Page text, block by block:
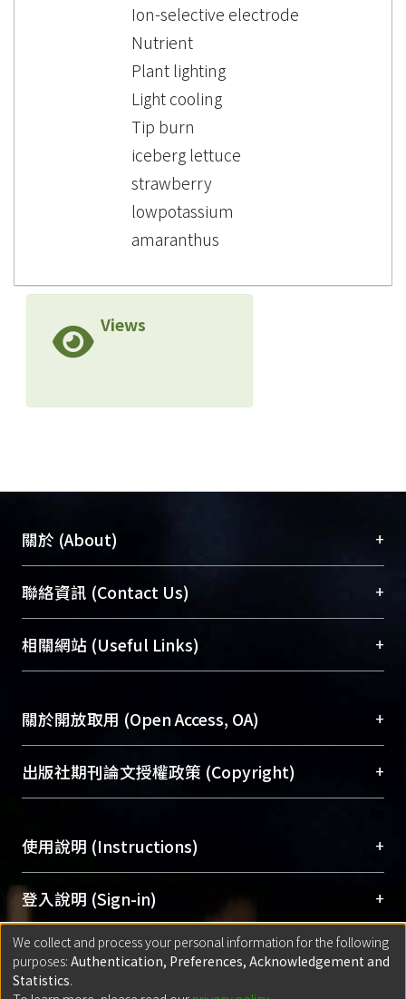
Ion-selective electrode
Nutrient
Plant lighting
Light cooling
Tip burn
iceberg lettuce
strawberry
lowpotassium
amaranthus
Views
關於 (About) +
臺大位居世界頂尖大學之列，為永久珍藏及向國際
展現本校豐碩的研究成果及學術能量，圖書館整合
機構典藏（NTUR）與學術庫（AH）不同功能平
台，成為臺大學術典藏NTU scholars。期能整合研
成果。
To permanently archive and promote researcher
profiles and scholarly works, Library integrates the
services of “NTU Repository” with “Academic
聯絡資訊 (Contact Us) +
總館學科館員(Main Library)
醫學圖書館學科館員(Medical Library)
Sciences Library)
相關網站 (Useful Links) +
關於開放取用 (Open Access, OA) +
開放取用是從使用者角度提升資訊取用性的社會運
動，應用在學術研究上是透過將研究著作公開供使
用逐年攀升。同時可加速研究發展、提升研究影響
Archive）平台。 （點選深入了解OA）
出版社期刊論文授權政策 (Copyright) +
含部分內容的版權非匯入者所有，或由第三方贊
助與合作完成，請確認該版權所有者及第三方同
意提供此授權。
Please represent that the submission is your
original work, and that you have the right to
grant the rights to upload.
使用說明 (Instructions) +
網站簡介(Quickstart Guide)
使用手冊(Instruction Manual)
線上預約服務(Booking Service)
登入說明 (Sign-in) +
方案一：臺灣大學計算機中心帳號登入
(With C&INC Email Account)
匯入著作 (Submission) +
We collect and process your personal information for the following
purposes: Authentication, Preferences, Acknowledgement and
Statistics.